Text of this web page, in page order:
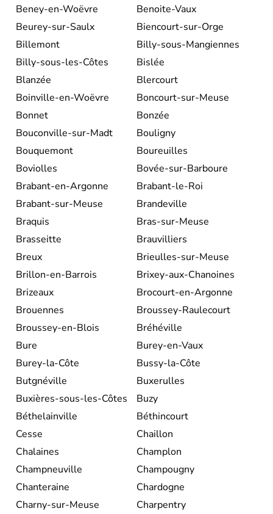
Beney-en-Woëvre
Benoite-Vaux
Beurey-sur-Saulx
Biencourt-sur-Orge
Billemont
Billy-sous-Mangiennes
Billy-sous-les-Côtes
Bislée
Blanzée
Blercourt
Boinville-en-Woëvre
Boncourt-sur-Meuse
Bonnet
Bonzée
Bouconville-sur-Madt
Bouligny
Bouquemont
Boureuilles
Boviolles
Bovée-sur-Barboure
Brabant-en-Argonne
Brabant-le-Roi
Brabant-sur-Meuse
Brandeville
Braquis
Bras-sur-Meuse
Brasseitte
Brauvilliers
Breux
Brieulles-sur-Meuse
Brillon-en-Barrois
Brixey-aux-Chanoines
Brizeaux
Brocourt-en-Argonne
Brouennes
Broussey-Raulecourt
Broussey-en-Blois
Bréhéville
Bure
Burey-en-Vaux
Burey-la-Côte
Bussy-la-Côte
Butgnéville
Buxerulles
Buxières-sous-les-Côtes
Buzy
Béthelainville
Béthincourt
Cesse
Chaillon
Chalaines
Champlon
Champneuville
Champougny
Chanteraine
Chardogne
Charny-sur-Meuse
Charpentry